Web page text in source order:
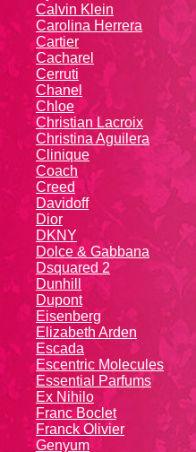
Calvin Klein
Carolina Herrera
Cartier
Caсhаrеl
Cerruti
Chanel
Chloe
Christian Lacroix
Christina Aguilera
Cliniquе
Coach
Creed
Davidoff
Dior
DKNY
Dolce & Gabbana
Dsquared 2
Dunhill
Dupont
Eisenberg
Elizabeth Arden
Escada
Escentric Molecules
Essential Parfums
Ex Nihilo
Franc Boclet
Franck Olivier
Genyum